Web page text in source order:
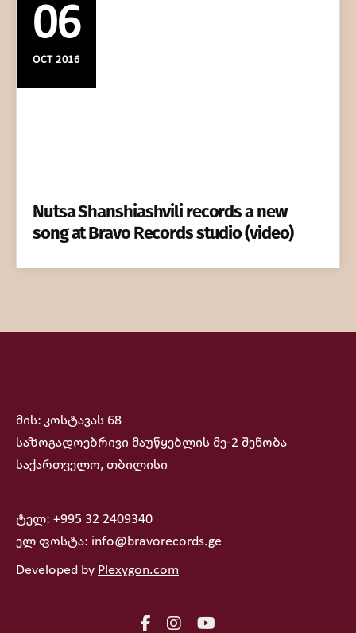
06
OCT 2016
Nutsa Shanshiashvili records a new
song at Bravo Records studio (video)
მის: კოსტავას 68
საზოგადოებრივი მაუწყებლის მე-2 შენობა
საქართველო, თბილისი
ტელ: +995 32 2409340
ელ ფოსტა: info@bravorecords.ge
Developed by Plexygon.com